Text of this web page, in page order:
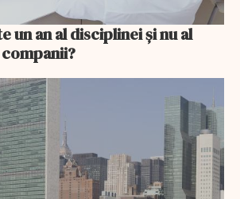
un an al disciplinei și nu al